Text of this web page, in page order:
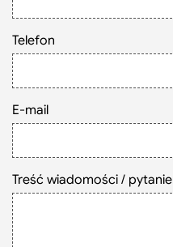
Szukaj
Telefon
E-mail
Treść wiadomości / pytanie